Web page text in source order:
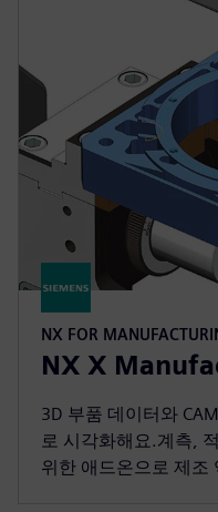
NX FOR
NX X
3D 부품 데이터와
로 시각화해요.계측,
위한 애드온으로 제조